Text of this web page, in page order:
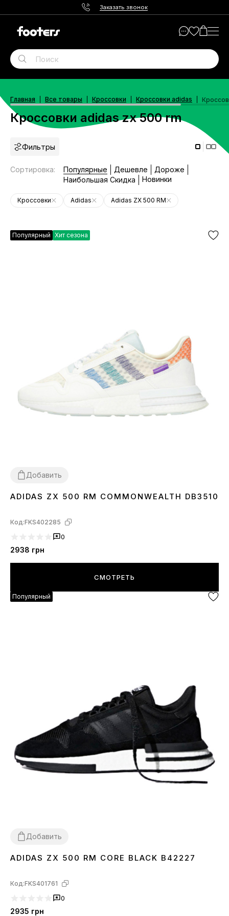
Заказать звонок
Главная Все товары Кроссовки Кроссовки adidas
Кроссовки adidas zx 500 rm
Фильтры
Сортировка: Популярные Дешевле
Дороже
Наибольшая Скидка
Новинки
Кроссовки Adidas Adidas ZX 500 RM
Популярный Хит сезона
Добавить
36
ADIDAS ZX 500 RM COMMONWEALTH DB3510
Код:FKS402285
0
2938 грн
СМОТРЕТЬ
Популярный
Добавить
44
ADIDAS ZX 500 RM CORE BLACK B42227
Код:FKS401761
0
2935 грн